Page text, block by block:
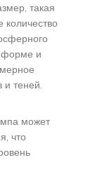
такая
количество
форме и
и теней.
может
что